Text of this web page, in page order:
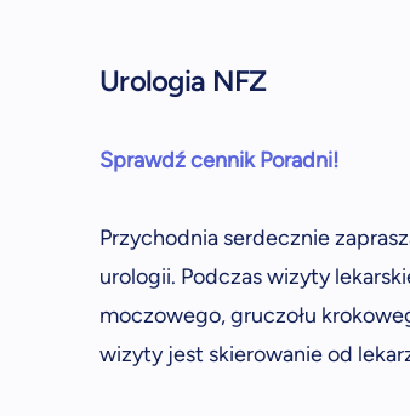
Urologia NFZ
Sprawdź cennik Poradni!
Przychodnia serdecznie
urologii. Podczas wizyty
moczowego, gruczołu
wizyty jest skierowanie od